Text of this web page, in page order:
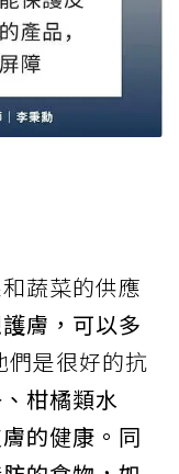
蔬菜的供應
膚，可以多
們是很好的抗
柑橘類水
的健康。同